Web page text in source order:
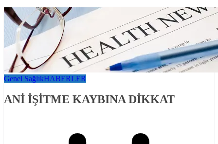
Genel SağlıkHABERLER
ANİ İŞİTME KAYBINA DİKKAT